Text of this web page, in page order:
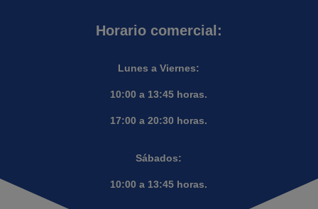
Horario comercial:
Lunes a Viernes:
10:00 a 13:45 horas.
17:00 a 20:30 horas.
Sábados:
10:00 a 13:45 horas.